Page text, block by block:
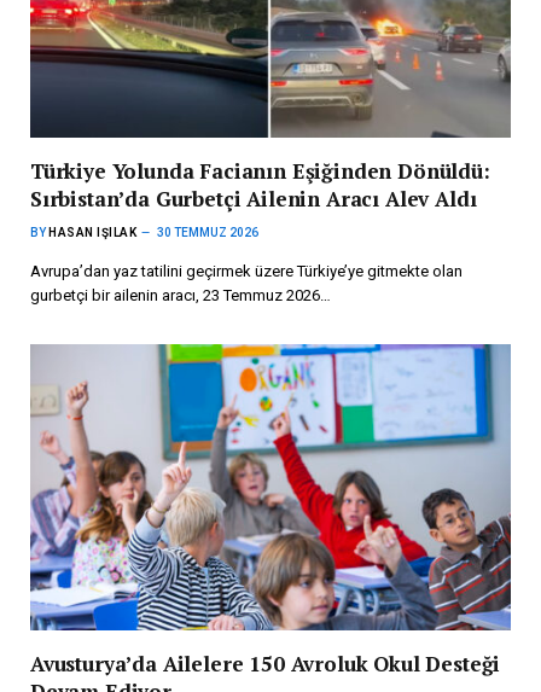
Türkiye Yolunda Facianın Eşiğinden Dönüldü:
Sırbistan’da Gurbetçi Ailenin Aracı Alev Aldı
BY HASAN IŞILAK 30 TEMMUZ 2026
Avrupa’dan yaz tatilini geçirmek üzere Türkiye’ye gitmekte olan
gurbetçi bir ailenin aracı, 23 Temmuz 2026…
Avusturya’da Ailelere 150 Avroluk Okul Desteği